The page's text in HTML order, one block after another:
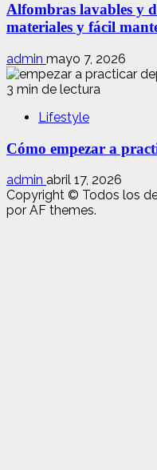
Alfombras lavables y
materiales y fácil
admin mayo 7, 2026
3 min de lectura
Lifestyle
Cómo empezar a
admin abril 17, 2026
Copyright © Todos los
por AF themes.